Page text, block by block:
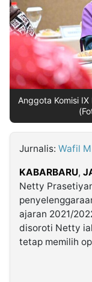
Follow
Kabarbaru
Kabarbaru.co
2026
Anggota Komisi
Jurnalis: Wafil M
KABARBARU,
Netty
ajaran 2021/
disoroti Netty
tetap memilih